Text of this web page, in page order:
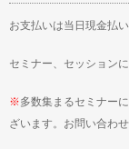
お支払いは当日現金払
セミナー、セッション
※多数集まるセミナー
ざいます。お問い合わせ